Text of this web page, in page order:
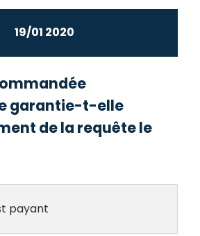
19/01 2020
garantie-t-elle
de la requête le
payant